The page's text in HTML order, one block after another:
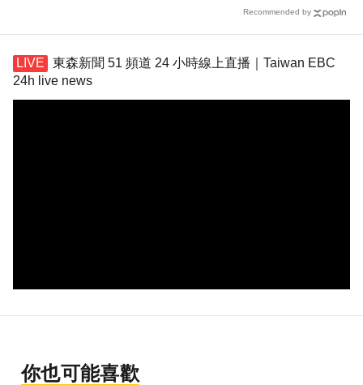
Recommended by
東森新聞 51 頻道 24 小時線上直播｜Taiwan EBC
24h live news
你也可能喜歡